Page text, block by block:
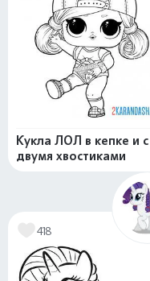
Кукла ЛОЛ в кепке и с
двумя хвостиками
418